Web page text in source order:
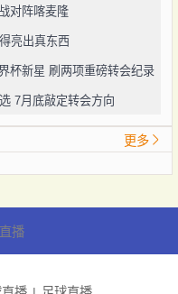
对阵喀麦隆
亮出真东西
杯新星 刷两项重磅转会纪录
7月底敲定转会方向
更多
播